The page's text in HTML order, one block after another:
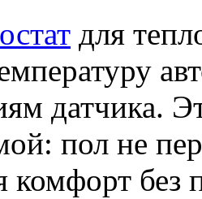
для
датчика.
пол не
комфорт без